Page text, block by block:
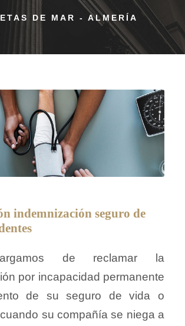
DE MAR - ALMERÍA
indemnización seguro de
de reclamar la
por incapacidad permanente
de su seguro de vida o
su compañía se niega a